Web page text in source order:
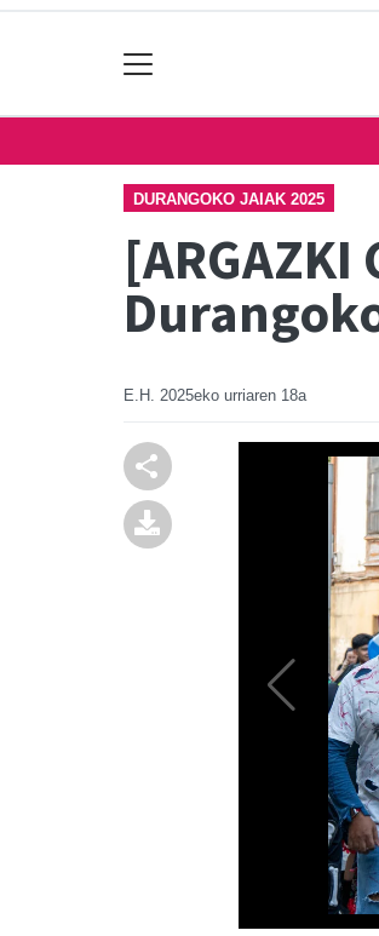
DURANGOKO JAIAK 2025
E.H. 2025eko urriaren 18a